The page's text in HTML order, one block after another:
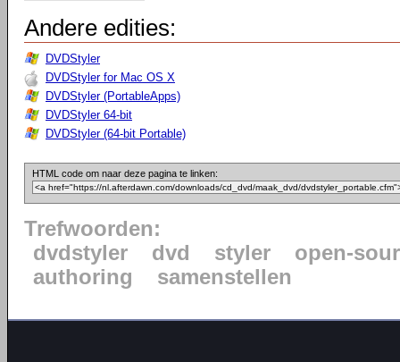
Andere edities:
DVDStyler
DVDStyler for Mac OS X
DVDStyler (PortableApps)
DVDStyler 64-bit
DVDStyler (64-bit Portable)
HTML code om naar deze pagina te linken:
Trefwoorden:
dvdstyler
dvd styler
open-
authoring
samenstellen